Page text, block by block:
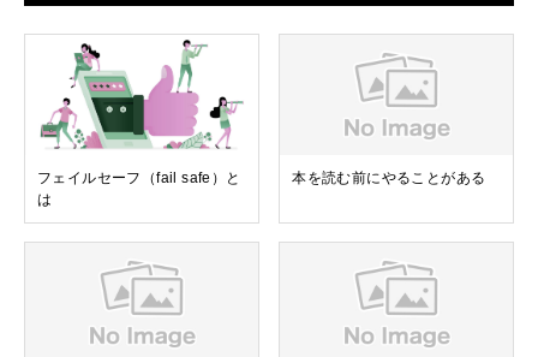
フェイルセーフ（fail safe）と
は
本を読む前にやることがある